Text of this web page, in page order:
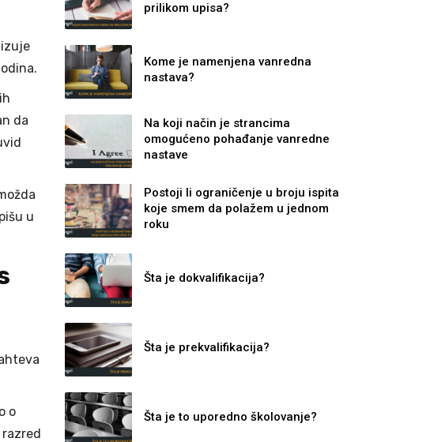
da
u
o
prilikom upisa?
Kome je namenjena vanredna
nastava?
Na koji način je strancima
omogućeno pohađanje vanredne
nastave
Postoji li ograničenje u broju ispita
koje smem da polažem u jednom
roku
Šta je dokvalifikacija?
Šta je prekvalifikacija?
Šta je to uporedno školovanje?